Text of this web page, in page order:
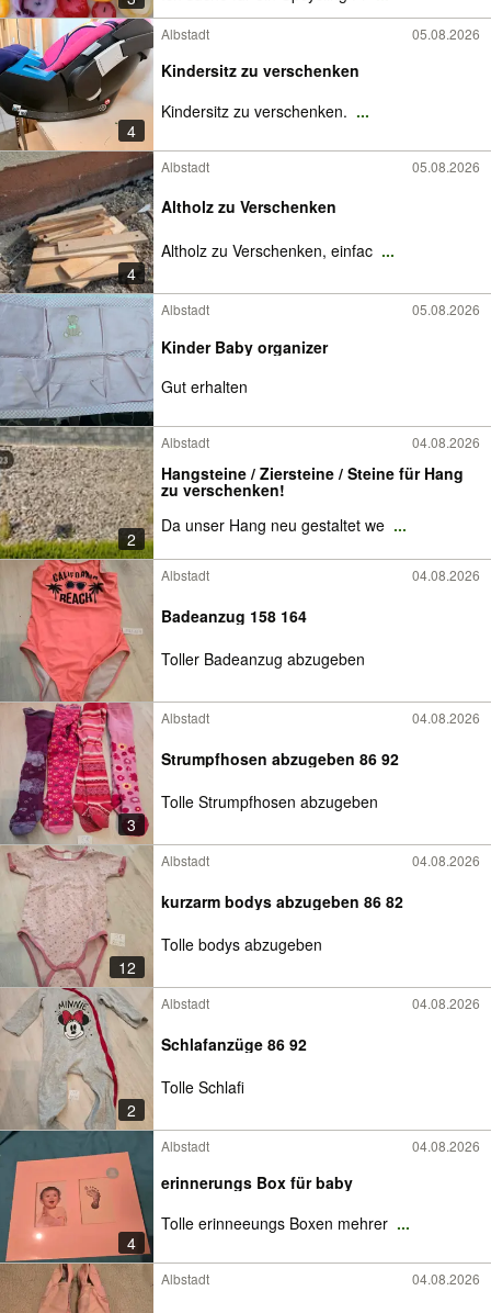
4
Albstadt 05.08.2026
Kindersitz zu verschenken
Kindersitz zu verschenken. ...
4
Albstadt 05.08.2026
Altholz zu Verschenken
Altholz zu Verschenken, einfac ...
Albstadt 05.08.2026
Kinder Baby organizer
Gut erhalten
2
Albstadt 04.08.2026
Hangsteine / Ziersteine / Steine für Hang
zu verschenken!
Da unser Hang neu gestaltet we ...
Albstadt 04.08.2026
Badeanzug 158 164
Toller Badeanzug abzugeben
3
Albstadt 04.08.2026
Strumpfhosen abzugeben 86 92
Tolle Strumpfhosen abzugeben
12
Albstadt 04.08.2026
kurzarm bodys abzugeben 86 82
Tolle bodys abzugeben
2
Albstadt 04.08.2026
Schlafanzüge 86 92
Tolle Schlafi
4
Albstadt 04.08.2026
erinnerungs Box für baby
Tolle erinneeungs Boxen mehrer ...
Albstadt 04.08.2026